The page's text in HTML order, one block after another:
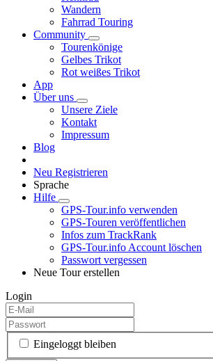
Wandern
Fahrrad Touring
Community
Tourenkönige
Gelbes Trikot
Rot weißes Trikot
App
Über uns
Unsere Ziele
Kontakt
Impressum
Blog
Neu Registrieren
Sprache
Hilfe
GPS-Tour.info verwenden
GPS-Touren veröffentlichen
Infos zum TrackRank
GPS-Tour.info Account löschen
Passwort vergessen
Neue Tour erstellen
Login
Eingeloggt bleiben